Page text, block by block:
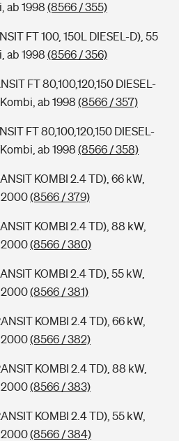
ab 1998 (8566 / 355)
FT 100, 150L DIESEL-D), 55
ab 1998 (8566 / 356)
FT 80,100,120,150 DIESEL-
ab 1998 (8566 / 357)
FT 80,100,120,150 DIESEL-
ab 1998 (8566 / 358)
KOMBI 2.4 TD), 66 kW,
2000(8566 / 379)
KOMBI 2.4 TD), 88 kW,
2000(8566 / 380)
KOMBI 2.4 TD), 55 kW,
2000(8566 / 381)
KOMBI 2.4 TD), 66 kW,
2000(8566 / 382)
KOMBI 2.4 TD), 88 kW,
2000(8566 / 383)
KOMBI 2.4 TD), 55 kW,
2000(8566 / 384)